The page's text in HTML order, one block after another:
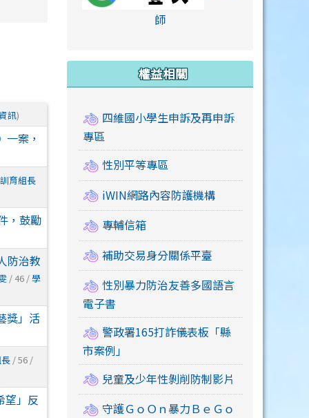
xiaohongshu.html
訊)
案，
訓育組長
，鼓勵
防治教
/ 46 /學
獎」活
/ 56 /
望」反
師link to https://
權益相關
四維國小學生申訴及再申訴
專區
性別平等專區
iWIN網路內容防護機構
專輔信箱
補助交易身分關係平臺
性別暴力防治友善多國語言
電子書
警政署165打詐儀表板「縣
市案例」
兒童及少年性剝削防制影片
守護ＧｏＯｎ暴力ＢｅＧｏ